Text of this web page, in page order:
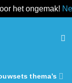
het ongemak!
thema’s